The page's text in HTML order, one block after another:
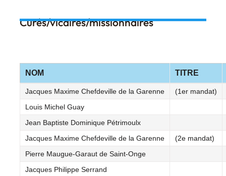
Curés/vicaires/missionnaires
NOM TITRE
Jacques Maxime Chefdeville de la Garenne
(1er mandat)
Louis Michel Guay
Jean Baptiste Dominique Pétrimoulx
Jacques Maxime Chefdeville de la Garenne
(2e mandat)
Pierre Maugue-Garaut de Saint-Onge
Jacques Philippe Serrand